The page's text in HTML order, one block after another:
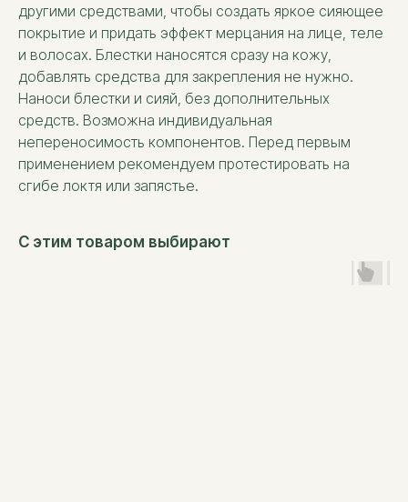
другими средствами, чтобы создать яркое сияющее
покрытие и придать эффект мерцания на лице, теле
и волосах. Блестки наносятся сразу на кожу,
добавлять средства для закрепления не нужно.
Наноси блестки и сияй, без дополнительных
средств. Возможна индивидуальная
непереносимость компонентов. Перед первым
применением рекомендуем протестировать на
сгибе локтя или запястье.
С этим товаром выбирают